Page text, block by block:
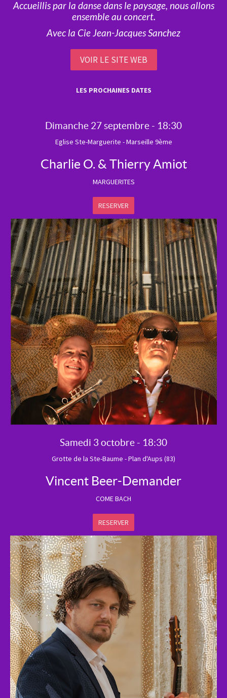
Accueillis par la danse dans le paysage, nous allons
ensemble au concert.
Avec la Cie Jean-Jacques Sanchez
VOIR LE SITE WEB
LES PROCHAINES DATES
Dimanche 27 septembre - 18:30
Eglise Ste-Marguerite - Marseille 9ème
Charlie O. & Thierry Amiot
MARGUERITES
RESERVER
Samedi 3 octobre - 18:30
Grotte de la Ste-Baume - Plan d'Aups (83)
Vincent Beer-Demander
COME BACH
RESERVER